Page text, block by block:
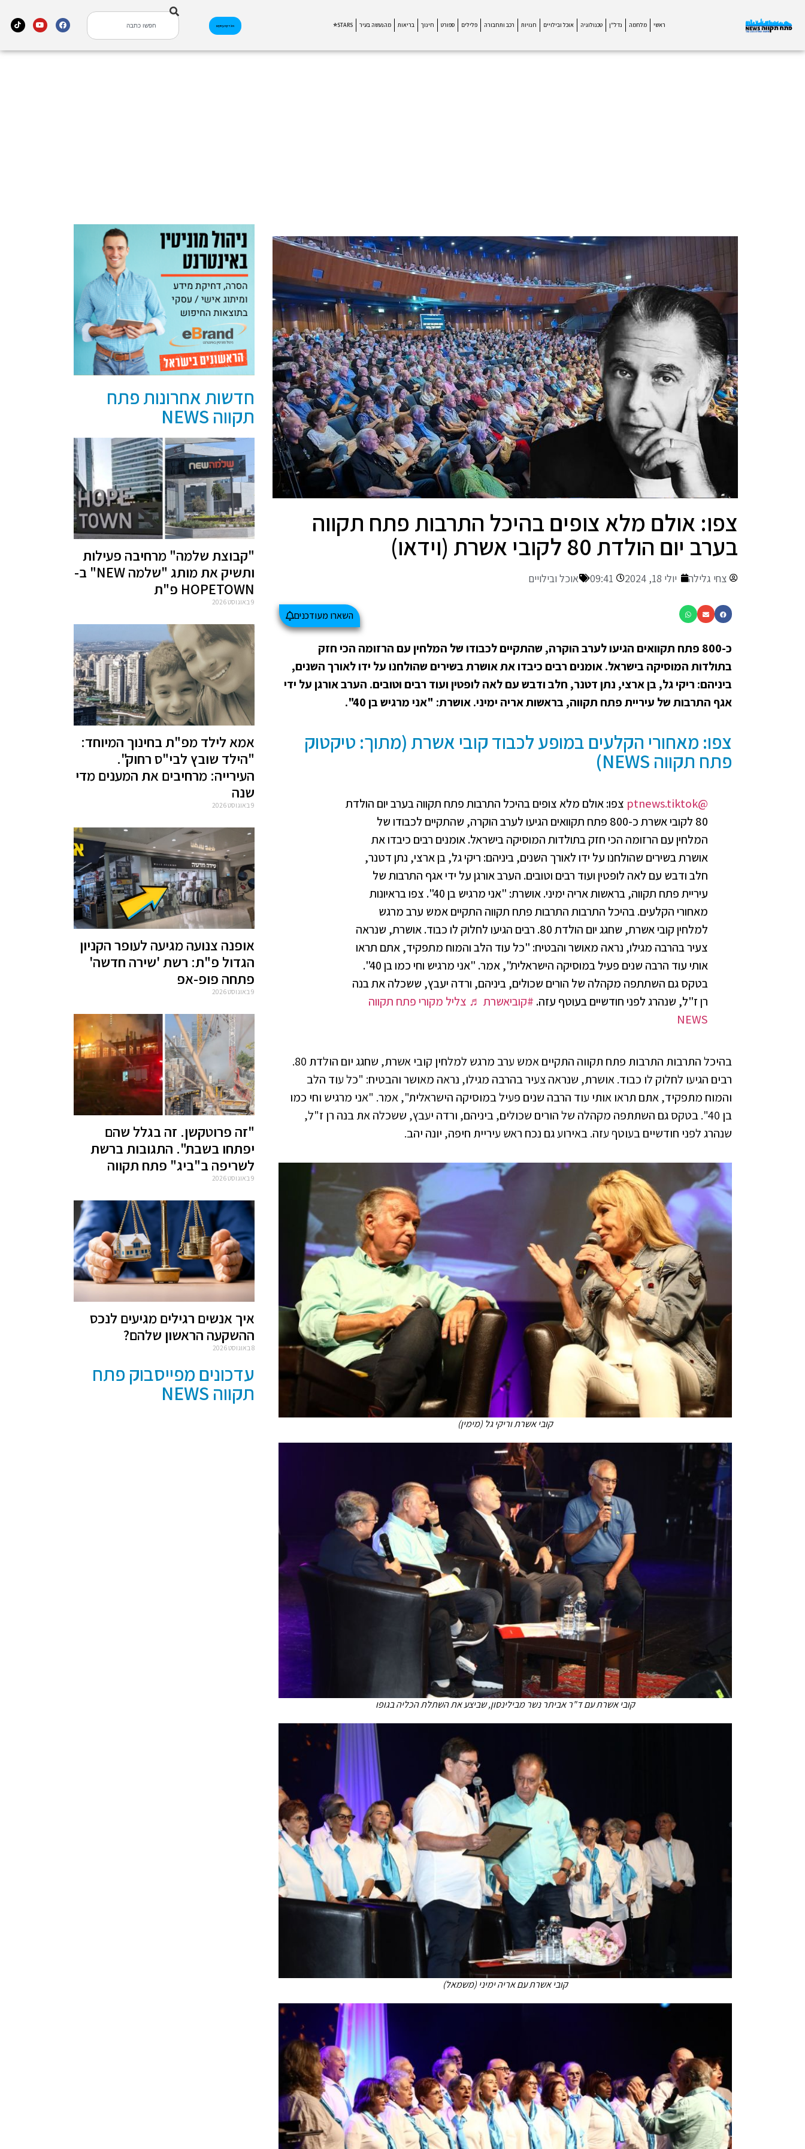
ראשי מלחמה נדל"ן טכנולוגיה אוכל ובילויים חנויות רכב ותחבורה פלילים ספורט חינוך בריאות מהנעשה בעיר STARS⭐ אינדקס עסקים
צפו: אולם מלא צופים בהיכל התרבות פתח תקווה
בערב יום הולדת 80 לקובי אשרת (וידאו)
צחי גלילה יולי 18, 2024 09:41 אוכל ובילויים
השארו מעודכנים
כ-800 פתח תקוואים הגיעו לערב הוקרה, שהתקיים לכבודו של המלחין עם הרזומה הכי חזק
בתולדות המוסיקה בישראל. אומנים רבים כיבדו את אושרת בשירים שהולחנו על ידו לאורך השנים,
ביניהם: ריקי גל, בן ארצי, נתן דטנר, חלב ודבש עם לאה לופטין ועוד רבים וטובים. הערב אורגן על ידי
אגף התרבות של עיריית פתח תקווה, בראשות אריה ימיני. אושרת: "אני מרגיש בן 40".
צפו: מאחורי הקלעים במופע לכבוד קובי אשרת (מתוך: טיקטוק
פתח תקווה NEWS)
@ptnews.tiktok
צפו: אולם מלא צופים בהיכל התרבות פתח תקווה בערב יום הולדת
80 לקובי אשרת כ-800 פתח תקוואים הגיעו לערב הוקרה, שהתקיים לכבודו של
המלחין עם הרזומה הכי חזק בתולדות המוסיקה בישראל. אומנים רבים כיבדו את
אושרת בשירים שהולחנו על ידו לאורך השנים, ביניהם: ריקי גל, בן ארצי, נתן דטנר,
חלב ודבש עם לאה לופטין ועוד רבים וטובים. הערב אורגן על ידי אגף התרבות של
עיריית פתח תקווה, בראשות אריה ימיני. אושרת: "אני מרגיש בן 40". צפו בראיונות
מאחורי הקלעים. בהיכל התרבות התרבות פתח תקווה התקיים אמש ערב מרגש
למלחין קובי אשרת, שחגג יום הולדת 80. רבים הגיעו לחלוק לו כבוד. אושרת, שנראה
צעיר בהרבה מגילו, נראה מאושר והבטיח: "כל עוד הלב והמוח מתפקיד, אתם תראו
אותי עוד הרבה שנים פעיל במוסיקה הישראלית", אמר. "אני מרגיש וחי כמו בן 40".
בטקס גם השתתפה מקהלה של הורים שכולים, ביניהם, ורדה יעבץ, ששכלה את בנה
רן ז"ל, שנהרג לפני חודשיים בעוטף עזה. #קוביאשרת ♬ צליל מקורי פתח תקווה
NEWS
בהיכל התרבות התרבות פתח תקווה התקיים אמש ערב מרגש למלחין קובי אשרת, שחגג יום הולדת 80.
רבים הגיעו לחלוק לו כבוד. אושרת, שנראה צעיר בהרבה מגילו, נראה מאושר והבטיח: "כל עוד הלב
והמוח מתפקיד, אתם תראו אותי עוד הרבה שנים פעיל במוסיקה הישראלית", אמר. "אני מרגיש וחי כמו
בן 40". בטקס גם השתתפה מקהלה של הורים שכולים, ביניהם, ורדה יעבץ, ששכלה את בנה רן ז"ל,
שנהרג לפני חודשיים בעוטף עזה. באירוע גם נכח ראש עיריית חיפה, יונה יהב.
קובי אשרת וריקי גל (מימין)
קובי אשרת עם ד"ר אביתר נשר מבילינסון, שביצע את השתלת הכליה בגופו
קובי אשרת עם אריה ימיני (משמאל)
חדשות אחרונות פתח
תקווה NEWS
"קבוצת שלמה" מרחיבה פעילות
ותשיק את מותג "שלמה NEW" ב-
HOPETOWN פ"ת
9 באוגוסט 2026
אמא לילד מפ"ת בחינוך המיוחד:
"הילד שובץ לבי"ס רחוק".
העירייה: מרחיבים את המענים מדי
שנה
9 באוגוסט 2026
אופנה צנועה מגיעה לעופר הקניון
הגדול פ"ת: רשת 'שירה חדשה'
פתחה פופ-אפ
9 באוגוסט 2026
"זה פרוטקשן. זה בגלל שהם
יפתחו בשבת". התגובות ברשת
לשריפה ב"ביג" פתח תקווה
9 באוגוסט 2026
איך אנשים רגילים מגיעים לנכס
ההשקעה הראשון שלהם?
8 באוגוסט 2026
עדכונים מפייסבוק פתח
תקווה NEWS